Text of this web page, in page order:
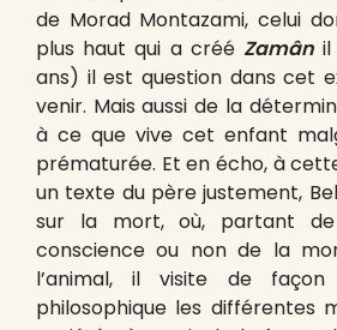
de Morad Montazami, celui
plus haut qui a créé Zamânil
ans) il est question dans cet
venir. Mais aussi de la
à ce que vive cet enfant
prématurée. Et en écho, à
un texte du père justement,
sur la mort, où, partant
conscience ou non de la
l’animal, il visite de façon
philosophique les différentes